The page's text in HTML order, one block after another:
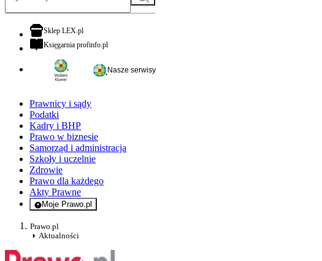
Sklep LEX.plotwiera się w nowej karcie
Księgarnia profinfo.plotwiera się w nowej karcie
Nasze serwisy
Prawnicy i sądy
Podatki
Kadry i BHP
Prawo w biznesie
Samorząd i administracja
Szkoły i uczelnie
Zdrowie
Prawo dla każdego
Akty Prawne
Moje Prawo.pl
- rejestracja i logowanie do serwisu
Prawo.pl
Aktualności